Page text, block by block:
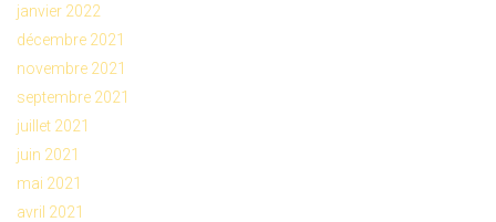
janvier 2022
décembre 2021
novembre 2021
septembre 2021
juillet 2021
juin 2021
mai 2021
avril 2021